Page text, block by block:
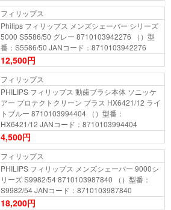
フィリップス
Philips フィリップス メンズシェーバー シリーズ
5000 S5586/50 グレー 8710103942276 （）型
番：S5586/50 JANコード：8710103942276
12,500円
フィリップス
PHILIPS フィリップス 動歯ブラシ本体 ソニッケ
アー プロテクトクリーン プラス HX6421/12 ライ
トブルー 8710103994404 （）型番：
HX6421/12 JANコード：8710103994404
4,500円
フィリップス
PHILIPS フィリップス メンズシェーバー 9000シ
リーズ S9982/54 8710103987840 （）型番：
S9982/54 JANコード：8710103987840
18,200円